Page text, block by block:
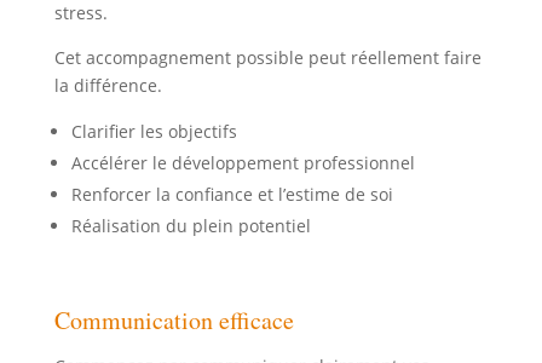
stress.
Cet accompagnement possible peut réellement faire
la différence.
Clarifier les objectifs
Accélérer le développement professionnel
Renforcer la confiance et l’estime de soi
Réalisation du plein potentiel
Communication efficace